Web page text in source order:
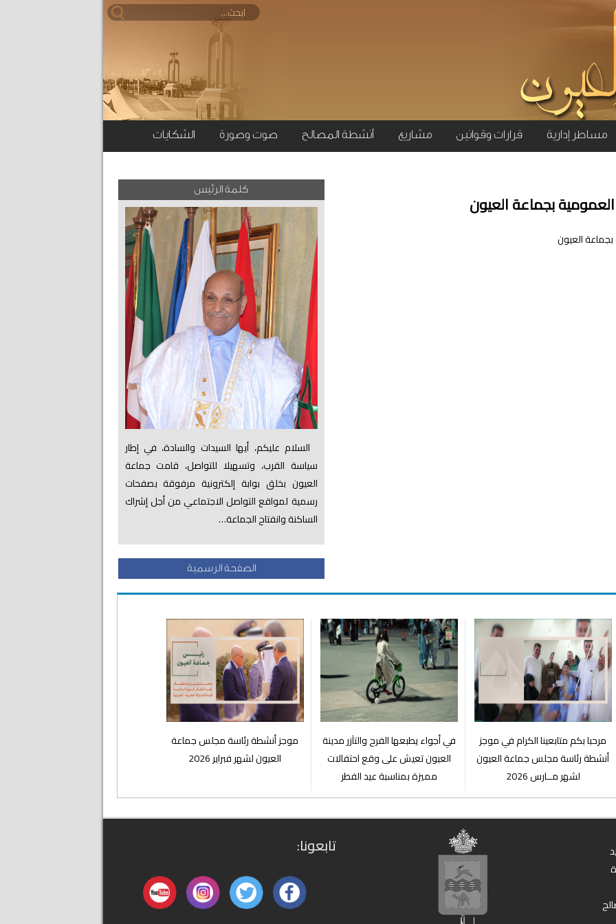
مساطر إدارية قرارات وقوانين مشاريع أنشطة المصالح صوت وصورة الشكايات
العمومية بجماعة العيون
بجماعة العيون
كلمة الرئيس
السلام عليكم، أيها السيدات والسادة، في إطار
سياسة القرب، وتسهيلا للتواصل، قامت جماعة
العيون بخلق بوابة إلكترونية مرفوقة بصفحات
رسمية لمواقع التواصل الاجتماعي من أجل إشراك
الساكنة وانفتاح الجماعة…
الصفحة الرسمية
مرحبا بكم متابعينا الكرام في موجز
أنشطة رئاسة مجلس جماعة العيون
لشهر مــارس 2026
في أجواء يطبعها الفرح والتآزر مدينة
العيون تعيش على وقع احتفالات
مميزة بمناسبة عيد الفطر
موجز أنشطة رئاسة مجلس جماعة
العيون لشهر فبراير 2026
تابعونا: